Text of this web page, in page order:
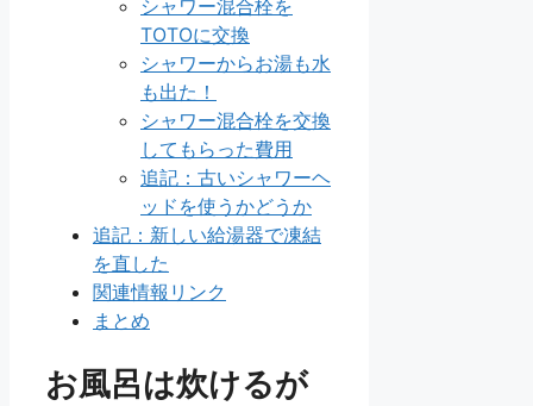
シャワー混合栓を
TOTOに交換
シャワーからお湯も水
も出た！
シャワー混合栓を交換
してもらった費用
追記：古いシャワーヘ
ッドを使うかどうか
追記：新しい給湯器で凍結
を直した
関連情報リンク
まとめ
お風呂は炊けるが